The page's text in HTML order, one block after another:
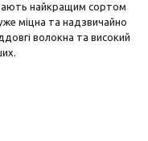
найкращим сортом
міцна та надзвичайно
волокна та високий